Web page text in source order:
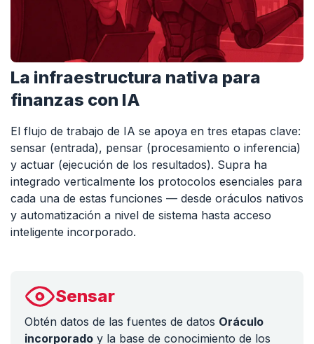
La infraestructura nativa para
finanzas con IA
El flujo de trabajo de IA se apoya en tres etapas clave:
sensar (entrada), pensar (procesamiento o inferencia)
y actuar (ejecución de los resultados). Supra ha
integrado verticalmente los protocolos esenciales para
cada una de estas funciones — desde oráculos nativos
y automatización a nivel de sistema hasta acceso
inteligente incorporado.
Sensar
Obtén datos de las fuentes de datos Oráculo
incorporado y la base de conocimiento de los